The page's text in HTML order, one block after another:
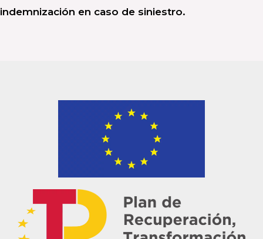
indemnización en caso de siniestro.